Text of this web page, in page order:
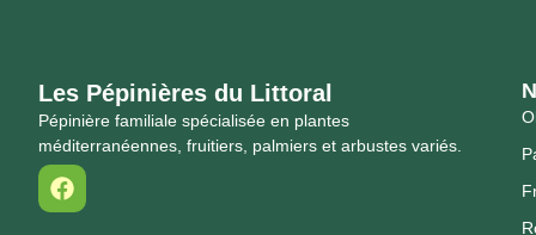
Les Pépinières du Littoral
Pépinière familiale spécialisée en plantes
méditerranéennes, fruitiers, palmiers et arbustes variés.